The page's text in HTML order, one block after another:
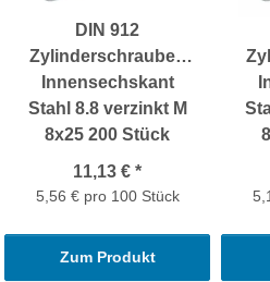
DIN 912
Zylinderschrauben
Innensechskant
Stahl 8.8 verzinkt M
8x25 200 Stück
11,13 € *
5,56 € pro 100 Stück
Zum Produkt